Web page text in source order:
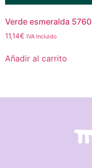
Verde esmeralda 5760
11,14€ IVA Incluido
Añadir al carrito